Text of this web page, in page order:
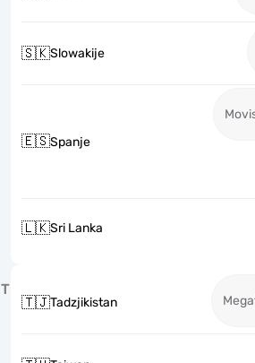
🇸🇰Slowakije
🇪🇸Spanje
🇱🇰Sri Lanka
T
🇹🇯Tadzjikistan